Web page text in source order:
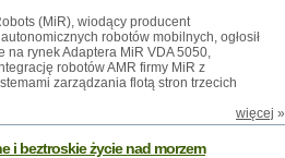
(MiR), wiodący producent
robotów mobilnych, ogłosił
na rynek Adaptera MiR VDA 5050,
robotów AMR firmy MiR z
zarządzania flotą stron trzecich
więcej »
i beztroskie życie nad morzem